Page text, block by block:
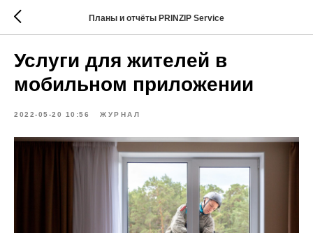
Планы и отчёты PRINZIP Service
Услуги для жителей в
мобильном приложении
2022-05-20 10:56 ЖУРНАЛ